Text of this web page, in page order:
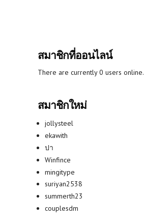
สมาชิกที่ออนไลน์
There are currently 0 users online.
สมาชิกใหม่
jollysteel
ekawith
ปา
Winfince
mingitype
suriyan2538
summerth23
couplesdm